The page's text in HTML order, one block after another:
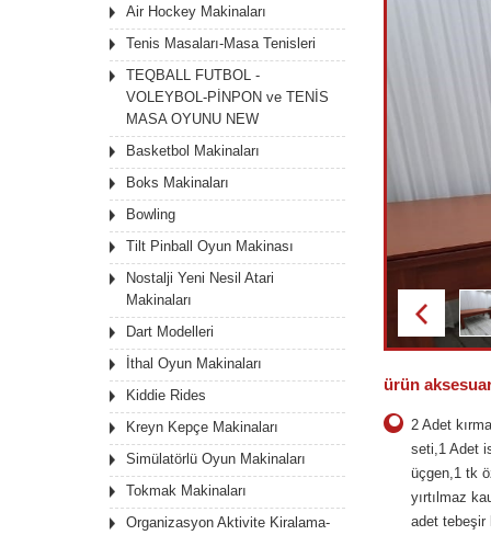
Air Hockey Makinaları
Tenis Masaları-Masa Tenisleri
TEQBALL FUTBOL -
VOLEYBOL-PİNPON ve TENİS
MASA OYUNU NEW
Basketbol Makinaları
Boks Makinaları
Bowling
Tilt Pinball Oyun Makinası
Nostalji Yeni Nesil Atari
Makinaları
Dart Modelleri
İthal Oyun Makinaları
Kiddie Rides
Kreyn Kepçe Makinaları
Simülatörlü Oyun Makinaları
Tokmak Makinaları
Organizasyon Aktivite Kiralama-
ürün
2 Adet
seti,1 Adet
üçgen,1 tk
yırtılmaz
adet tebeşir